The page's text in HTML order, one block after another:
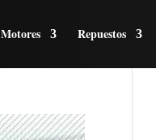
Motores Repuestos